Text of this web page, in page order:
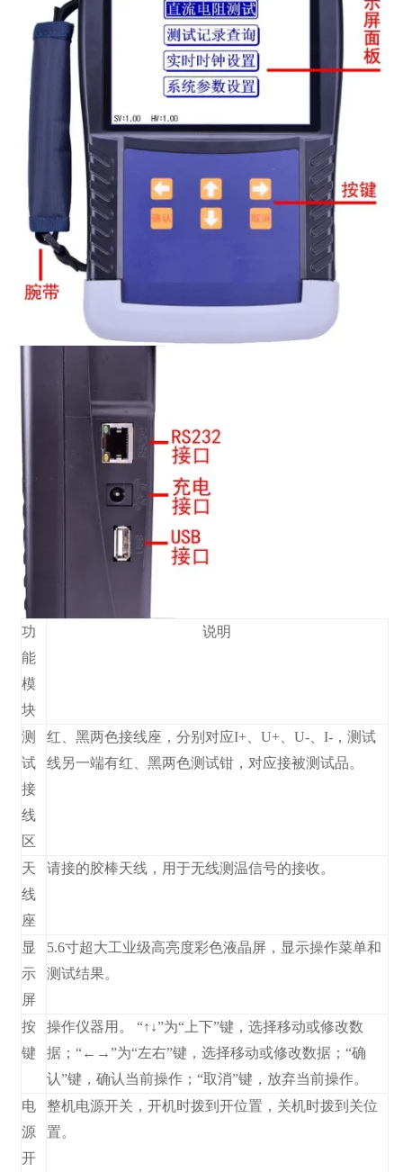
功
能
模
块
说明
测
试
接
线
区
红、黑两色接线座，分别对应I+、U+、U-、I-，测试
线另一端有红、黑两色测试钳，对应接被测试品。
天
线
座
请接的胶棒天线，用于无线测温信号的接收。
显
示
屏
5.6寸超大工业级高亮度彩色液晶屏，显示操作菜单和
测试结果。
按
键
操作仪器用。 “↑↓”为“上下”键，选择移动或修改数
据；“←→”为“左右”键，选择移动或修改数据；“确
认”键，确认当前操作；“取消”键，放弃当前操作。
电
源
开
整机电源开关，开机时拨到开位置，关机时拨到关位
置。